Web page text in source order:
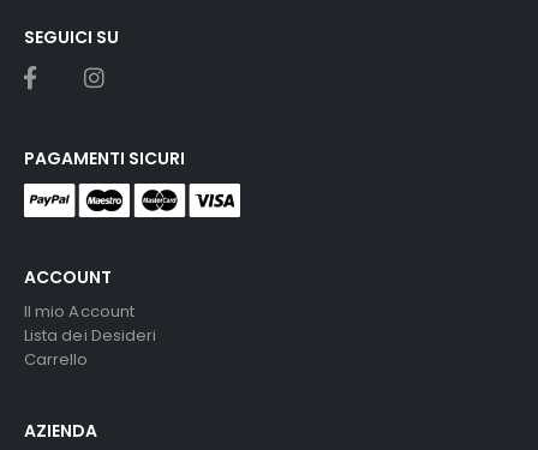
ACCOUNT
Il mio Account
Lista dei Desideri
Carrello
AZIENDA
SEGUICI SU
PAGAMENTI SICURI